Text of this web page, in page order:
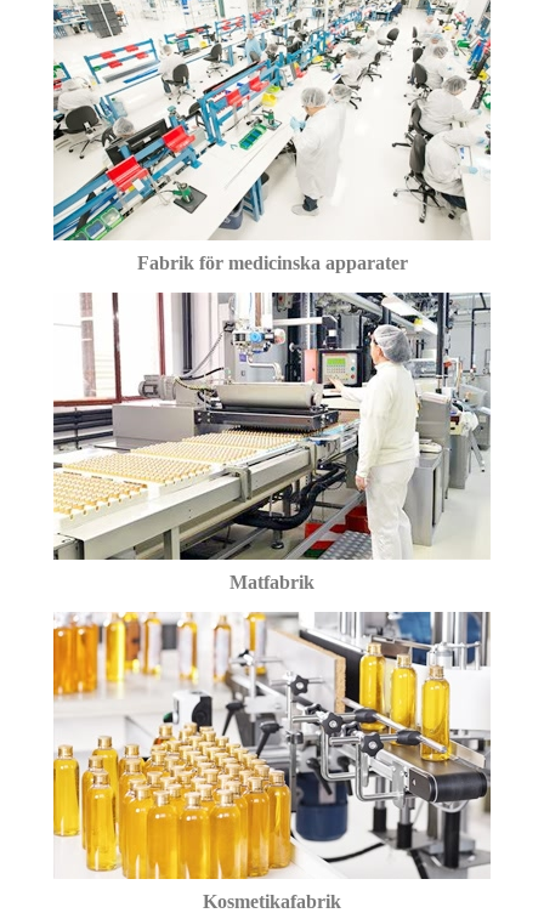
Fabrik för medicinska apparater
Matfabrik
Kosmetikafabrik